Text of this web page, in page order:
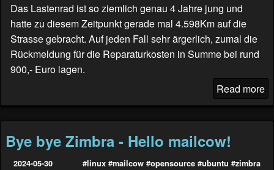
Das Lastenrad ist so ziemlich genau 4 Jahre jung und
hatte zu diesem Zeitpunkt gerade mal 4.598Km auf die
Strasse gebracht. Auf jeden Fall sehr ärgerlich, zumal die
Rückmeldung für die Reparaturkosten in Summe bei rund
900,- Euro lagen.
Read more
Bye bye Zimbra - Hello mailcow!
2024-05-30 #linux #mailcow #opensource #ubuntu #zimbra